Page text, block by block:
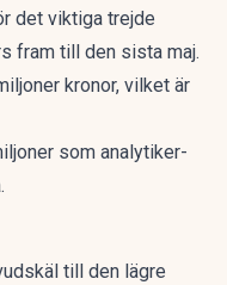
det viktiga trejde
fram till den sista maj.
kronor, vilket är
som analytiker-
till den lägre